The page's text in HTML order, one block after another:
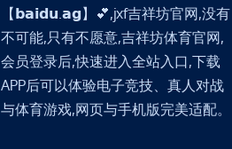
【𝗯𝗮𝗶𝗱𝘂.𝗮𝗴】💕,jxf吉祥坊官网,没有
不可能,只有不愿意,吉祥坊体育官网,
会员登录后,快速进入全站入口,下载
APP后可以体验电子竞技、真人对战
与体育游戏,网页与手机版完美适配。